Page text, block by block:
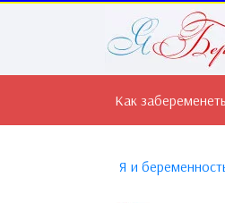
Как забеременеть
Я и